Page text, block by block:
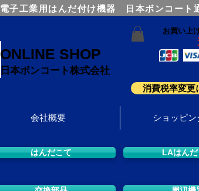
電子工業用はんだ付け機器 日本ボンコート
ONLINE SHOP
日本ボンコート株式会社
お買い上
消費税率変更
会社概要 ショッピン
はんだこて LAはんだ